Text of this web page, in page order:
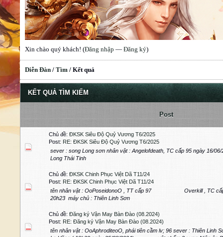
Xin chào quý khách! (Đăng nhập — Đăng ký)
Diễn Đàn / Tìm / Kết quả
KẾT QUẢ TÌM KIẾM
Post
Chủ đề: ĐKSK Siêu Độ Quỷ Vương T6/2025
Post: RE: ĐKSK Siêu Độ Quỷ Vương T6/2025
sever : song Long sơn nhân vật : Angelofdeath, TC cấp 95 ngày 16/
Long Thái Tinh
Chủ đề: ĐKSK Chinh Phục Việt Dã T11/24
Post: RE: ĐKSK Chinh Phục Việt Dã T11/24
tên nhân vật : OoPoseidonoO , TT cấp 97 Overkill , TC cấp
20h23 máy chủ : Thiên Linh Sơn
Chủ đề: Đăng ký Vận May Bàn Đào (08.2024)
Post: RE: Đăng ký Vận May Bàn Đào (08.2024)
tên nhân vật : OoAphroditeoO, phái tiên cầm lv; 96 sever : Thiên Linh